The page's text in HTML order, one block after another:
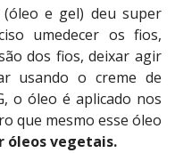
e gel) deu super
umedecer os fios,
dos fios, deixar agir
usando o creme de
o óleo é aplicado nos
que mesmo esse óleo
óleos vegetais.